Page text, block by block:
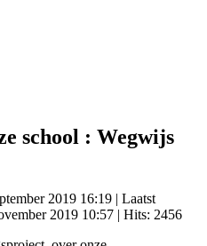
school : Wegwijs
2019 16:19 | Laatst
2019 10:57 | Hits: 2456